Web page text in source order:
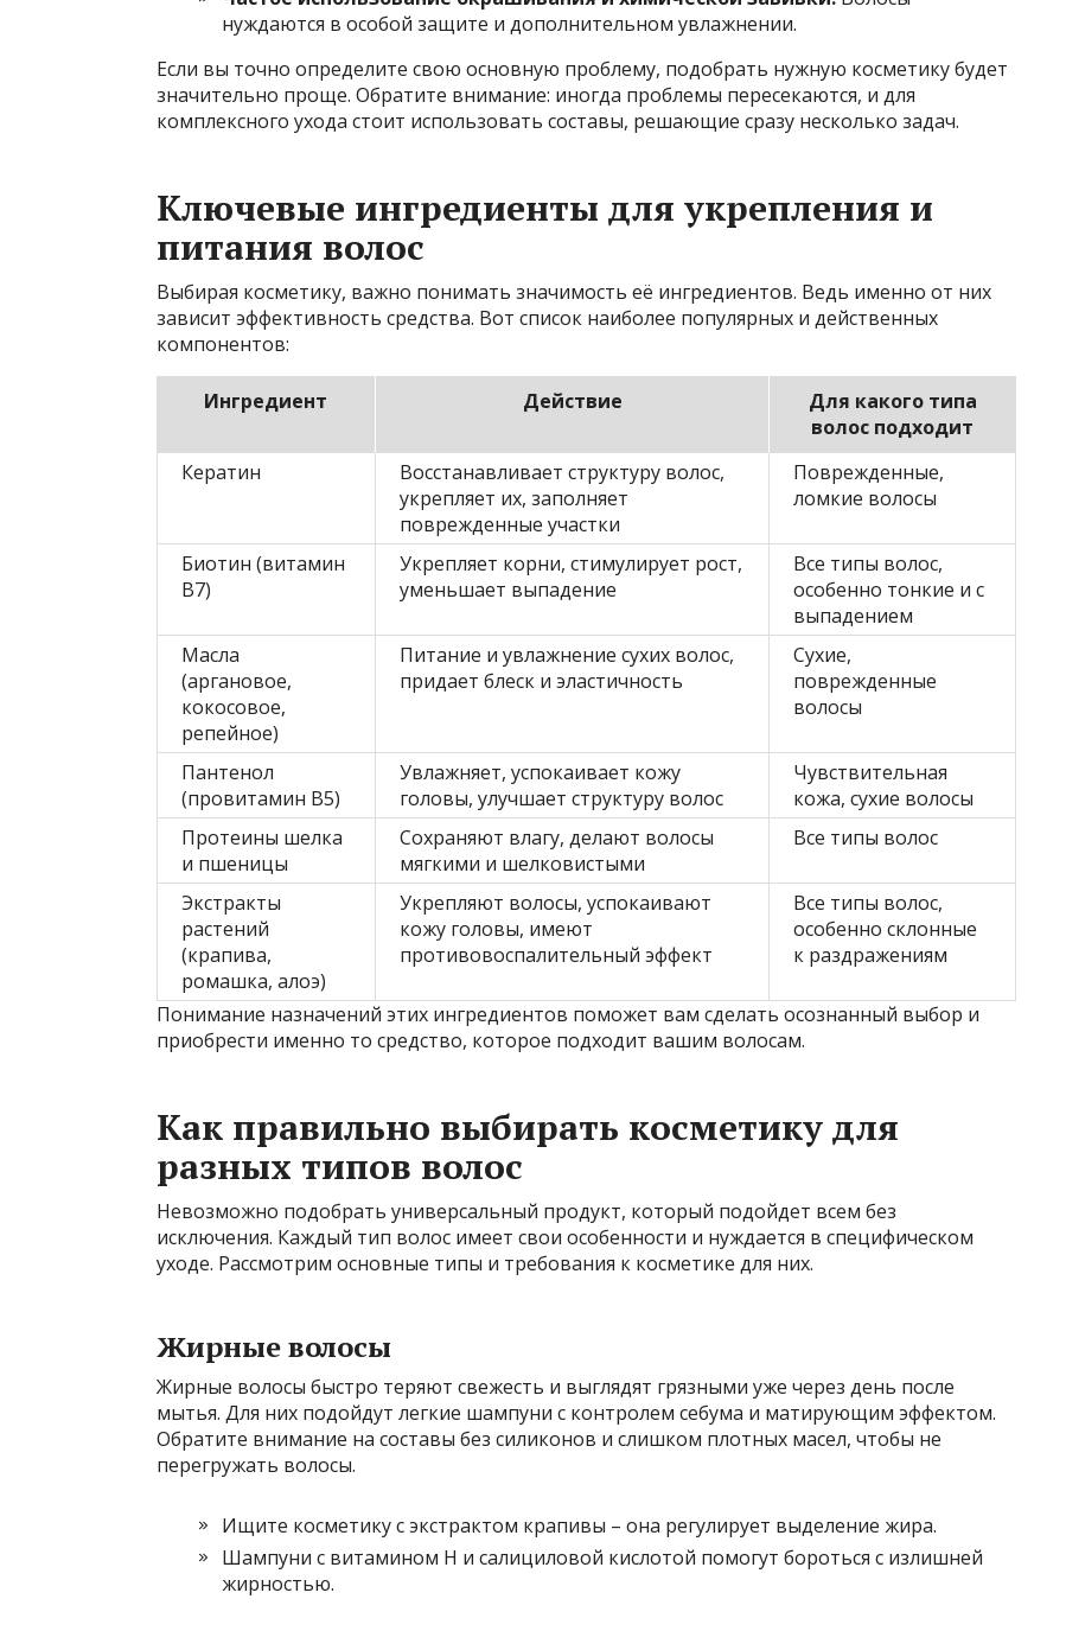
нуждаются в особой защите и дополнительном увлажнении.
Если вы точно определите свою основную проблему, подобрать нужную косметику будет
значительно проще. Обратите внимание: иногда проблемы пересекаются, и для
комплексного ухода стоит использовать составы, решающие сразу несколько задач.
Ключевые ингредиенты для укрепления и
питания волос
Выбирая косметику, важно понимать значимость её ингредиентов. Ведь именно от них
зависит эффективность средства. Вот список наиболее популярных и действенных
компонентов:
Ингредиент Действие
Для какого типа
волос подходит
Кератин
Восстанавливает структуру волос,
укрепляет их, заполняет
поврежденные участки
Поврежденные,
ломкие волосы
Биотин (витамин
B7)
Укрепляет корни, стимулирует рост,
уменьшает выпадение
Все типы волос,
особенно тонкие и с
выпадением
Масла
(аргановое,
кокосовое,
репейное)
Питание и увлажнение сухих волос,
придает блеск и эластичность
Сухие,
поврежденные
волосы
Пантенол
(провитамин B5)
Увлажняет, успокаивает кожу
головы, улучшает структуру волос
Чувствительная
кожа, сухие волосы
Протеины шелка
и пшеницы
Сохраняют влагу, делают волосы
мягкими и шелковистыми
Все типы волос
Экстракты
растений
(крапива,
ромашка, алоэ)
Укрепляют волосы, успокаивают
кожу головы, имеют
противовоспалительный эффект
Все типы волос,
особенно склонные
к раздражениям
Понимание назначений этих ингредиентов поможет вам сделать осознанный выбор и
приобрести именно то средство, которое подходит вашим волосам.
Как правильно выбирать косметику для
разных типов волос
Невозможно подобрать универсальный продукт, который подойдет всем без
исключения. Каждый тип волос имеет свои особенности и нуждается в специфическом
уходе. Рассмотрим основные типы и требования к косметике для них.
Жирные волосы
Жирные волосы быстро теряют свежесть и выглядят грязными уже через день после
мытья. Для них подойдут легкие шампуни с контролем себума и матирующим эффектом.
Обратите внимание на составы без силиконов и слишком плотных масел, чтобы не
перегружать волосы.
Ищите косметику с экстрактом крапивы – она регулирует выделение жира.
Шампуни с витамином Н и салициловой кислотой помогут бороться с излишней
жирностью.